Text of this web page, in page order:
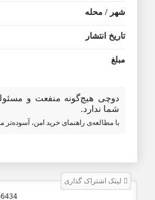
شهر / محله
تاریخ انتشار
مبلغ
دوچی هیچ‌گونه منفعت و
شما ندارد.
با مطالعه‌ی راهنمای خرید امن، آسوده‌تر
لینک اشتراک گذاری